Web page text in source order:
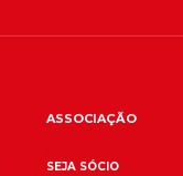
ASSOCIAÇÃO
SEJA SÓCIO